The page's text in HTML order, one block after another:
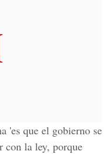
'es que el gobierno se
con la ley, porque